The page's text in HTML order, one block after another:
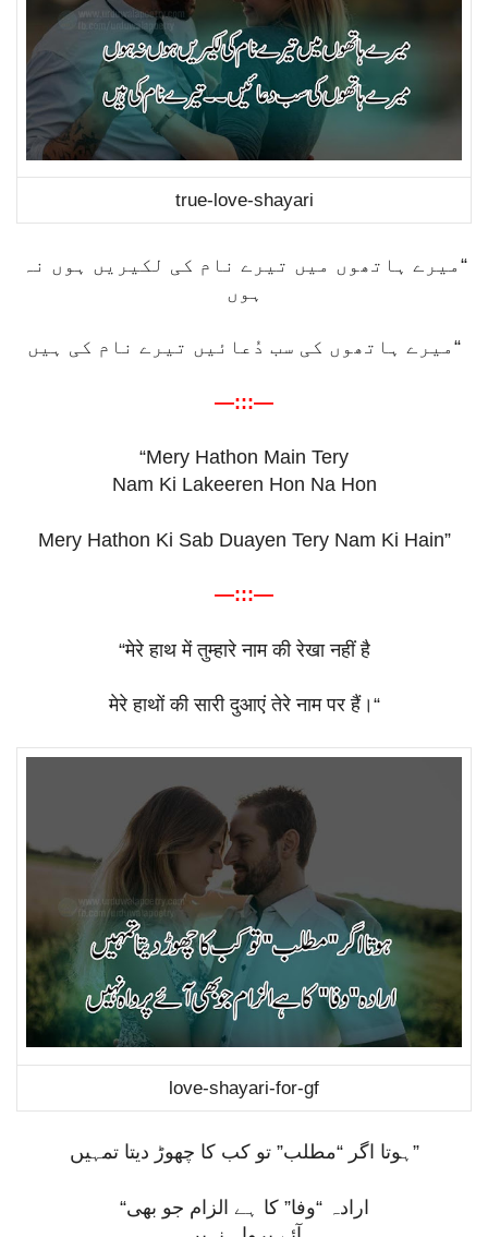
true-love-shayari
“میرے ہاتھوں میں تیرے نام کی لکیریں ہوں نہ
ہوں
میرے ہاتھوں کی سب دُعائیں تیرے نام کی ہیں “
—:::—
“Mery Hathon Main Tery
Nam Ki Lakeeren Hon Na Hon
Mery Hathon Ki Sab Duayen Tery Nam Ki Hain”
—:::—
“मेरे हाथ में तुम्हारे नाम की रेखा नहीं है
मेरे हाथों की सारी दुआएं तेरे नाम पर हैं। “
love-shayari-for-gf
ہوتا اگر “مطلب” تو کب کا چھوڑ دیتا تمہیں ”
“ارادہ “وفا” کا ہے الزام جو بھی